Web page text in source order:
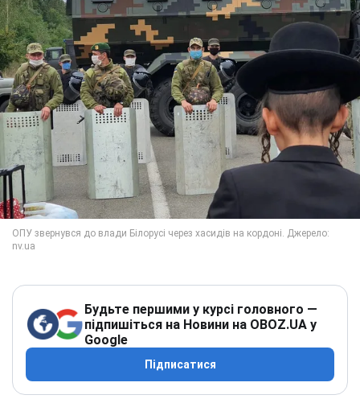
Будьте першими у курсі головного —
підпишіться на Новини на OBOZ.UA у
Google
Підписатися